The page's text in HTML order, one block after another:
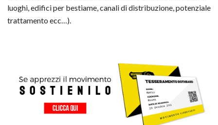
luoghi, edifici per bestiame, canali di distribuzione, potenziale
trattamento ecc…).